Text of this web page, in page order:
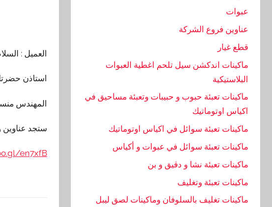
العميل :
استاذن
المهندس
ستجد
en7xfB
عبوات
عناوين فروع الشركة
قطع غيار
ماكينات اندكشن سيل تلحم اغطية العبوات
البلاستيكية
ماكينات تعبئة حبوب و حبيبات وتعبئة مساحيق في
اكياس اوتوماتيك
ماكينات تعبئة سوائل في اكياس اوتوماتيك
ماكينات تعبئة سوائل في عبوات و أكياس
ماكينات تعبئة نشا و دقيق و بن
ماكينات تعبئة وتغليف
ماكينات تغليف بالسلوفان وماكينات لصق ليبل